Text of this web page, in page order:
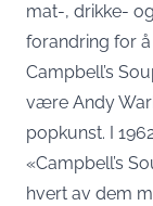
mat-, drikke-
forandring for
Campbell’s
være Andy
popkunst. I
«Campbell’s
hvert av dem